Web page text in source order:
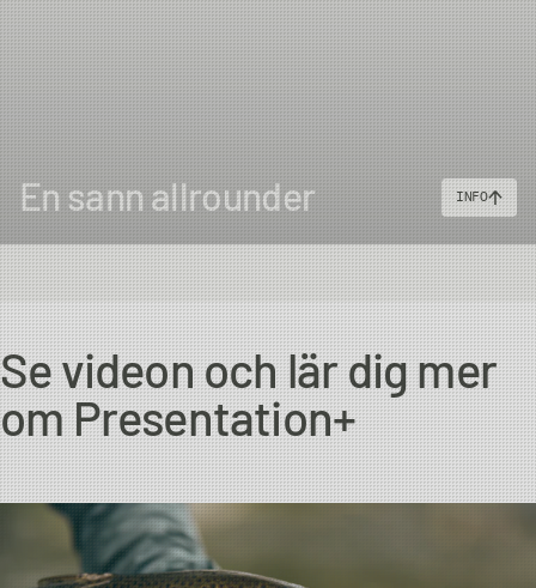
En sann allrounder INFO
Se videon och lär dig mer
om Presentation+